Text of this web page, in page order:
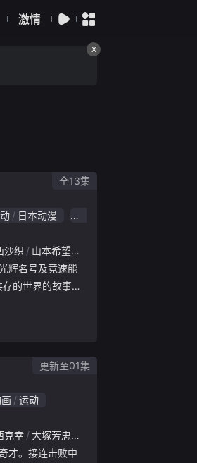
激情
X
日本动漫
沙织 山本希望
的世界的故事。
赛马娘·
琢磨，一边赌上
全13集
柿原彻也 桑岛法子
运动
克幸 大塚芳忠
更新至01集